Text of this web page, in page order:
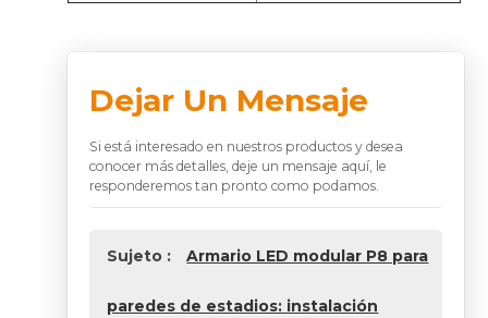
Dejar Un Mensaje
Si está interesado en nuestros productos y desea
conocer más detalles, deje un mensaje aquí, le
responderemos tan pronto como podamos.
Sujeto : Armario LED modular P8 para
paredes de estadios: instalación